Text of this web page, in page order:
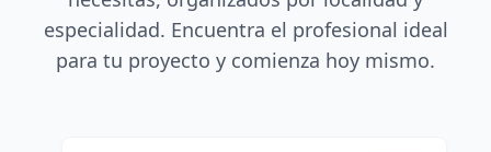
especialidad. Encuentra el profesional ideal
para tu proyecto y comienza hoy mismo.